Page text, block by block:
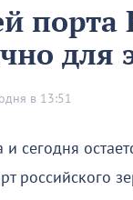
порта
для
в 13:51
сегодня
российского